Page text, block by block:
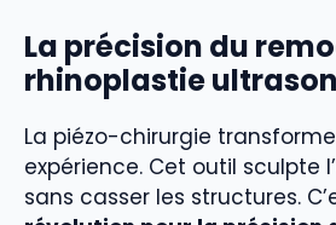
La précision du
rhinoplastie
La piézo-chirurgie
expérience. Cet outil sculpte
sans casser les structures.